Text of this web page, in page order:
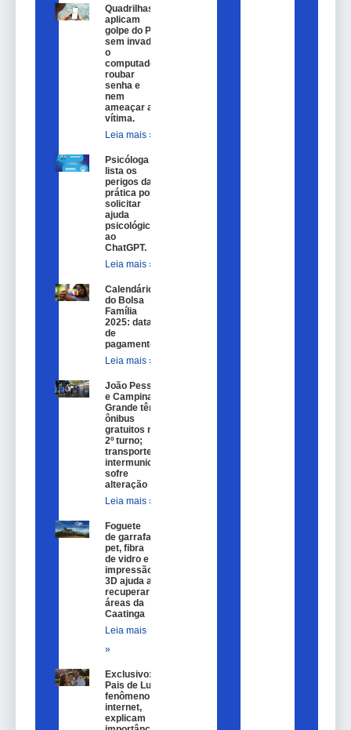
Quadrilhas
aplicam
golpe do Pix
sem invadir
o
computador,
roubar
senha e
nem
ameaçar a
vítima.
Leia mais »
Psicóloga
lista os
perigos da
prática por
solicitar
ajuda
psicológica
ao
ChatGPT.
Leia mais »
Calendário
do Bolsa
Família
2025: datas
de
pagamento.
Leia mais »
João Pessoa
e Campina
Grande têm
ônibus
gratuitos no
2º turno;
transporte
intermunicipal
sofre
alteração
Leia mais »
Foguete
de garrafa
pet, fibra
de vidro e
impressão
3D ajuda a
recuperar
áreas da
Caatinga
Leia mais
»
Exclusivo:
Pais de Lulu,
fenômeno na
internet,
explicam